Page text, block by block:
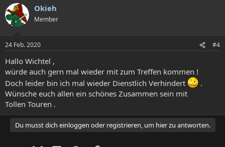
Okieh
Member
24 Feb. 2020 #4
Hallo Wichtel ,
würde auch gern mal wieder mit zum Treffen kommen !
Doch leider bin ich mal wieder Dienstlich Verhindert
.
Wünsche euch allen ein schönes Zusammen sein mit
Tollen Touren .
Du musst dich einloggen oder registrieren, um hier zu antworten.